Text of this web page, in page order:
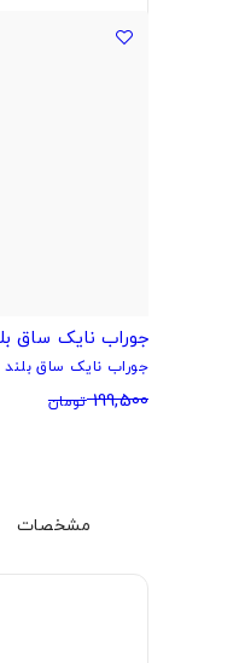
جوراب نایک ساق
جوراب نایک ساق بلند
199,500 تومان
مشخصات